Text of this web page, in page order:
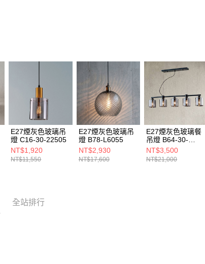
E27煙灰色玻璃吊
燈 C16-30-22505
NT$1,920
NT$11,550
E27煙灰色玻璃吊
燈 B78-L6055
NT$2,930
NT$17,600
E27煙灰色玻璃餐
吊燈 B64-30-
21023
NT$3,500
NT$21,000
全站排行